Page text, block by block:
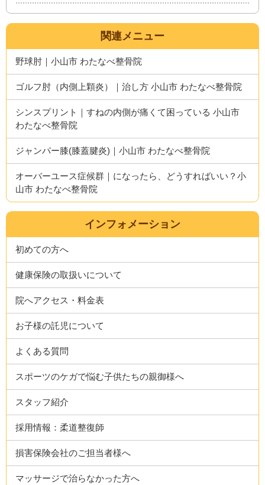
関連メニュー
野球肘｜小山市 わたなべ整骨院
ゴルフ肘（内側上顆炎）｜治し方 小山市 わたなべ整骨院
シンスプリント｜すねの内側が痛くて困っている 小山市
わたなべ整骨院
ジャンパー膝(膝蓋腱炎)｜小山市 わたなべ整骨院
オーバーユース症候群｜になったら、どうすればいい？小
山市 わたなべ整骨院
インフォメーション
初めての方へ
健康保険の取扱いについて
院へアクセス・料金表
お子様の託児について
よくある質問
スポーツのケガで悩む子供たちの親御様へ
スタッフ紹介
採用情報：柔道整復師
損害保険会社のご担当者様へ
マッサージで治らなかった方へ